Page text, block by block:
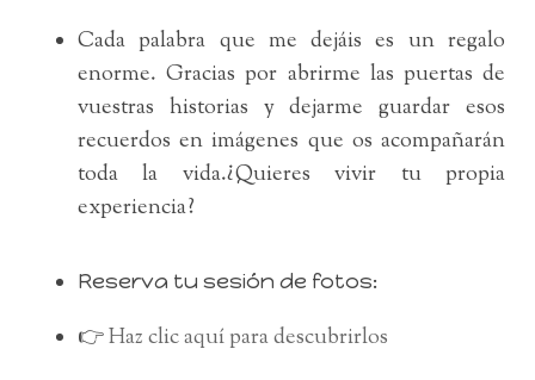
Cada palabra que me dejáis es un regalo
enorme. Gracias por abrirme las puertas de
vuestras historias y dejarme guardar esos
recuerdos en imágenes que os acompañarán
toda la vida.¿Quieres vivir tu propia
experiencia?
Reserva tu sesión de fotos:
👉Haz clic aquí para descubrirlos